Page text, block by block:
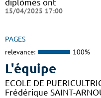
diplômés ont
15/04/2025 17:00
PAGES
relevance: 100%
L'équipe
ECOLE DE
Frédérique SAINT-